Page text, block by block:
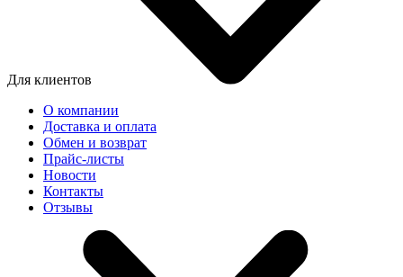
Для клиентов
О компании
Доставка и оплата
Обмен и возврат
Прайс-листы
Новости
Контакты
Отзывы